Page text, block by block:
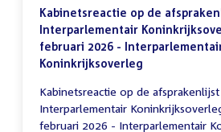
Kabinetsreactie op de
Interparlementair
februari 2026 -
Koninkrijksoverleg
Kabinetsreactie op de
Interparlementair
februari 2026 - Interparlementair